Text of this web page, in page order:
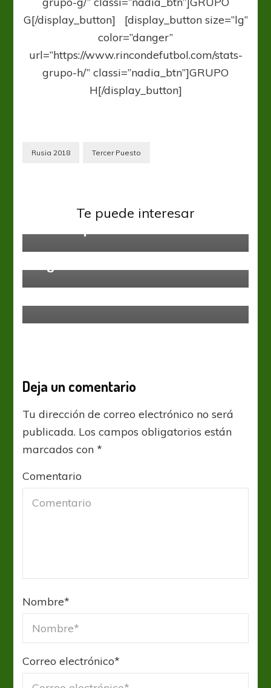
G[/display_button] [display_button size=”lg”
color=”danger”
url=”https://www.rincondefutbol.com/stats-
grupo-h/” classi=”nadia_btn”]GRUPO
H[/display_button]
Rusia 2018 Tercer Puesto
Te puede interesar
Bélgica y Panamá ponen primera
en el Grupo G
Deja un comentario
Tu dirección de correo electrónico no será
publicada. Los campos obligatorios están
marcados con*
Comentario
Nombre*
Correo electrónico*